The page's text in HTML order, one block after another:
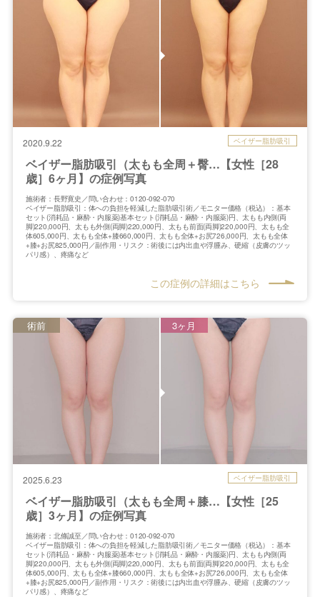
2020.9.22 ベイザー脂肪吸引
ベイザー脂肪吸引（太もも全周＋臀…【女性［28
歳］6ヶ月】の症例写真
施術者：長野寛史／問い合わせ：0120-092-070
ベイザー脂肪吸引：体への負担を軽減した脂肪吸引術／モニター価格（税込）：基本
セット(消耗品・麻酔・内服薬)基本セット(消耗品・麻酔・内服薬)円、太もも内側(両
脚)220,000円、太もも外側(両脚)220,000円、太もも前面(両脚)220,000円、太もも全
体605,000円、太もも全体+膝660,000円、太もも全体+お尻726,000円、太もも全体
+膝+お尻825,000円／副作用・リスク：術後には内出血や浮腫み、硬縮（皮膚のツッ
パリ感）、疼痛など
この症例の詳細はこちら
2025.6.23 ベイザー脂肪吸引
ベイザー脂肪吸引（太もも全周＋膝…【女性［25
歳］3ヶ月】の症例写真
術前 3ヶ月
施術者：北條誠至／問い合わせ：0120-092-070
ベイザー脂肪吸引：体への負担を軽減した脂肪吸引術／モニター価格（税込）：基本
セット(消耗品・麻酔・内服薬)基本セット(消耗品・麻酔・内服薬)円、太もも内側(両
脚)220,000円、太もも外側(両脚)220,000円、太もも前面(両脚)220,000円、太もも全
体605,000円、太もも全体+膝660,000円、太もも全体+お尻726,000円、太もも全体
+膝+お尻825,000円／副作用・リスク：術後には内出血や浮腫み、硬縮（皮膚のツッ
パリ感）、疼痛など